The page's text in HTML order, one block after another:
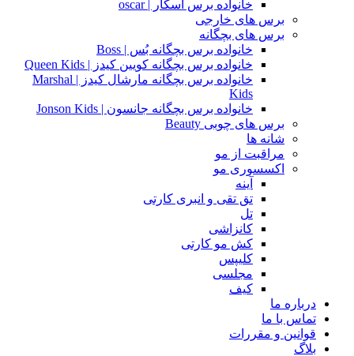
خانواده برس اسکار | oscar
برس های خارجی
برس های بچگانه
خانواده برس بچگانه بُس | Boss
خانواده برس بچگانه کویین کیدز | Queen Kids
خانواده برس بچگانه مارشال کیدز | Marshal
Kids
خانواده برس بچگانه جانسون | Jonson Kids
برس های چوبی Beauty
شانه ها
مراقبت از مو
اکسسوری مو
آینه
تق تقی و انبری کارتی
تل
کانزاشی
کش مو کارتی
کلیپس
مجلسی
کیف
درباره ما
تماس با ما
قوانین و مقررات
بلاگ